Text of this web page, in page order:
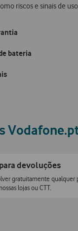
riscos e sinais de
bateria
devoluções
gratuitamente qualquer
lojas ou CTT.